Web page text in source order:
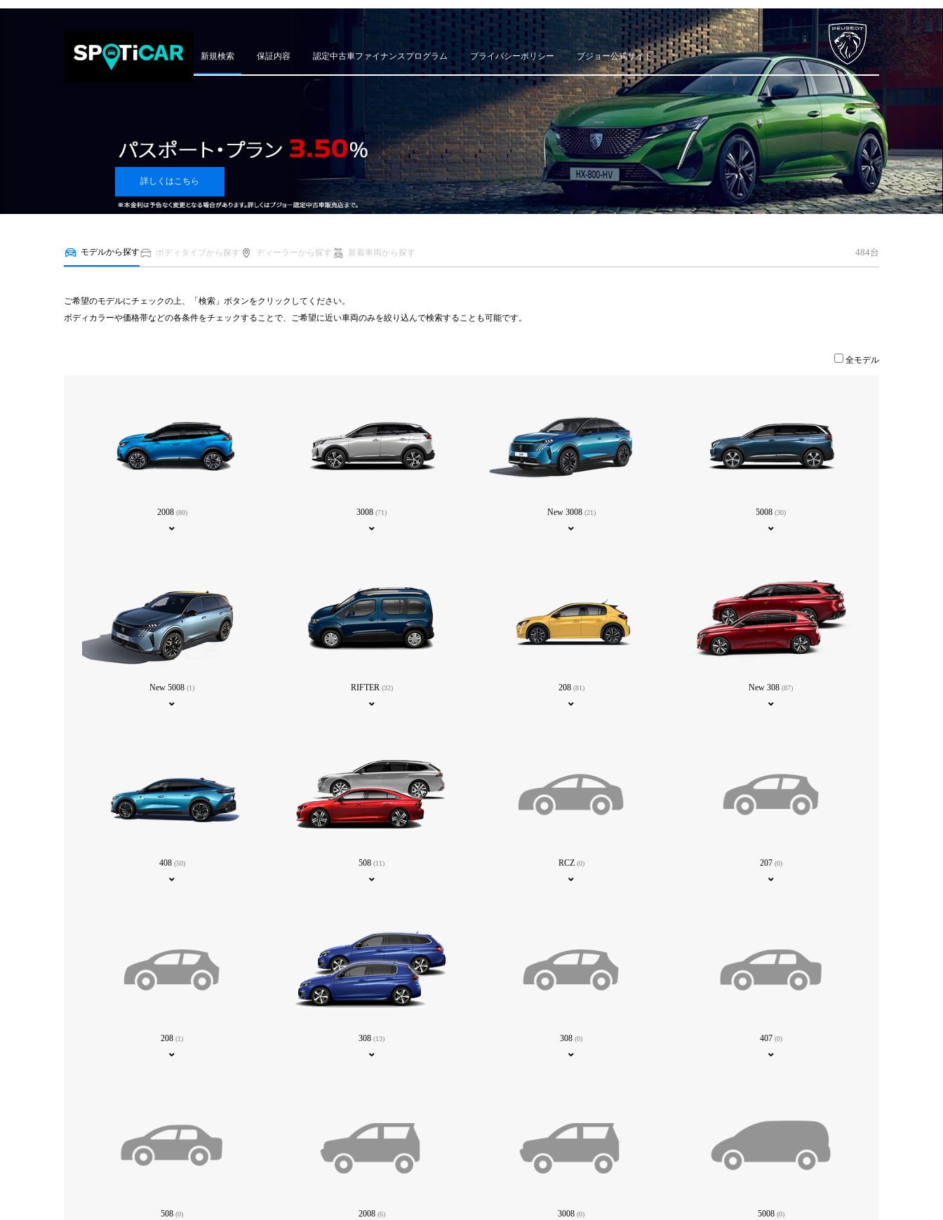
新規検索 保証内容 認定中古車ファイナンスプログラム プライバシーポリシー プジョー公式サイト
詳しくはこちら
モデルから探す ボディタイプから探す ディーラーから探す 新着車両から探す 484台
ご希望のモデルにチェックの上、「検索」ボタンをクリックしてください。
ボディカラーや価格帯などの各条件をチェックすることで、ご希望に近い車両のみを絞り込んで検索することも可能です。
全モデル
2008 (80) 3008(71) New 3008 (21) 5008(30)
New 5008(1) RIFTER (32) 208 (81) New 308(87)
408 (50) 508(11) RCZ (0) 207 (0)
208(1) 308(13) 308(0) 407 (0)
508(0) 2008 (6) 3008(0) 5008 (0)